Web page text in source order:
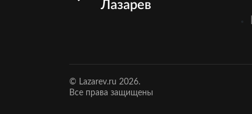
Лазарев
© Lazarev.ru 2026.
Все права защищены